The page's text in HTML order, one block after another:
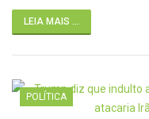
LEIA MAIS ...
POLÍTICA